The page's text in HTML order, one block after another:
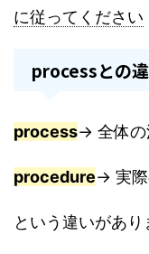
に従ってください
processとの
process→ 全体の
procedure→ 実
という違いがあり